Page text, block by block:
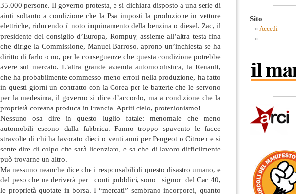
35.000 persone. Il governo protesta, e si dichiara disposto a una serie di
aiuti soltanto a condizione che la Psa imposti la produzione in vetture
elettriche, riducendo il noto inquinamento della benzina o diesel. Zac, il
presidente del consiglio d’Europa, Rompuy, assieme all’altra testa fina
che dirige la Commissione, Manuel Barroso, aprono un’inchiesta se ha
diritto di farlo o no, per le conseguenze che questa condizione potrebbe
avere sul mercato. L’altra grande azienda automobilistica, la Renault,
che ha probabilmente commesso meno errori nella produzione, ha fatto
in questi giorni un contratto con la Corea per le batterie che le servono
per la medesima, il governo si dice d’accordo, ma a condizione che la
proprietà coreana produca in Francia. Apriti cielo, protezionismo!
Nessuno osa dire in questo luglio fatale: menomale che meno
automobili escono dalla fabbrica. Fanno troppo spavento le facce
stravolte di chi ha lavorato dieci o venti anni per Peugeot o Citroen e si
sente dire di colpo che sarà licenziato, e sa che di lavoro difficilmente
può trovarne un altro.
Ma nessuno neanche dice che i responsabili di questo disastro umano, e
del peso che ne deriverà per i conti pubblici, sono i signori del Cac 40,
le proprietà quotate in borsa. I “mercati” sembrano incorporei, quanto
Sito
Accedi